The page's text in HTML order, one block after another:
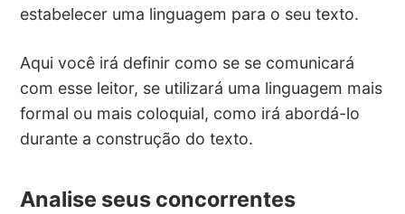
estabelecer uma linguagem para o seu texto.
Aqui você irá definir como se se comunicará
com esse leitor, se utilizará uma linguagem mais
formal ou mais coloquial, como irá abordá-lo
durante a construção do texto.
Analise seus concorrentes